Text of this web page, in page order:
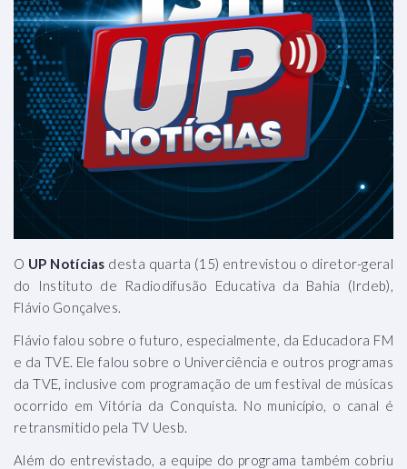
O UP Notícias desta quarta (15) entrevistou o diretor-geral
do Instituto de Radiodifusão Educativa da Bahia (Irdeb),
Flávio Gonçalves.
Flávio falou sobre o futuro, especialmente, da Educadora FM
e da TVE. Ele falou sobre o Univerciência e outros programas
da TVE, inclusive com programação de um festival de músicas
ocorrido em Vitória da Conquista. No município, o canal é
retransmitido pela TV Uesb.
Além do entrevistado, a equipe do programa também cobriu